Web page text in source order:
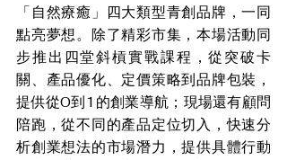
「自然療癒」四大類型青創品牌，一同
點亮夢想。除了精彩市集，本場活動同
步推出四堂斜槓實戰課程，從突破卡
關、產品優化、定價策略到品牌包裝，
提供從0到1的創業導航；現場還有顧問
陪跑，從不同的產品定位切入，快速分
析創業想法的市場潛力，提供具體行動